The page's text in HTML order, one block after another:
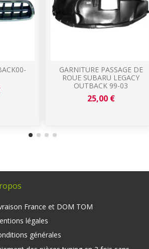
GARNITURE PASSAGE DE
ROUE SUBARU LEGACY
OUTBACK 99-03
25,00 €
France et DOM TOM
légales
générales